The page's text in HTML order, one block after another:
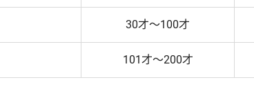
30才～100才
101才～200才